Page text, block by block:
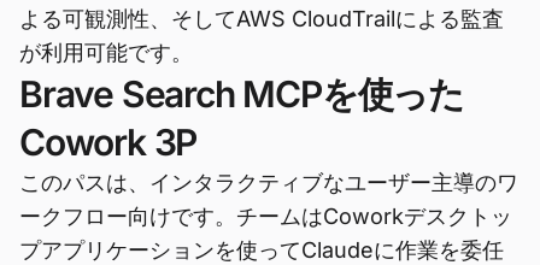
よる可観測性、そしてAWS CloudTrailによる監査
が利用可能です。
Brave Search MCPを使った
Cowork 3P
このパスは、インタラクティブなユーザー主導のワ
ークフロー向けです。チームはCoworkデスクトッ
プアプリケーションを使ってClaudeに作業を委任